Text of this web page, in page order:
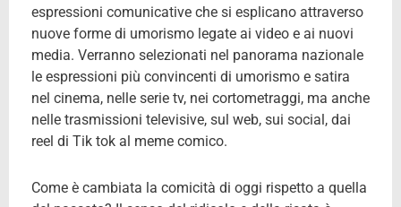
espressioni comunicative che si esplicano attraverso
nuove forme di umorismo legate ai video e ai nuovi
media. Verranno selezionati nel panorama nazionale
le espressioni più convincenti di umorismo e satira
nel cinema, nelle serie tv, nei cortometraggi, ma anche
nelle trasmissioni televisive, sul web, sui social, dai
reel di Tik tok al meme comico.
Come è cambiata la comicità di oggi rispetto a quella